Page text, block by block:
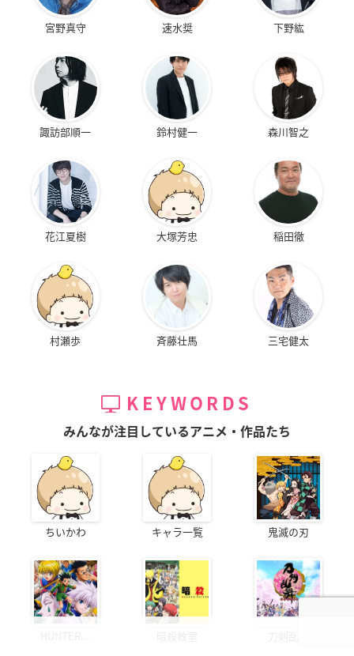
宮野真守 速水奨 下野紘
諏訪部順一 鈴村健一 森川智之
花江夏樹 大塚芳忠 稲田徹
村瀬歩 斉藤壮馬 三宅健太
KEYWORDS
みんなが注目しているアニメ・作品たち
ちいかわ キャラ一覧 鬼滅の刃